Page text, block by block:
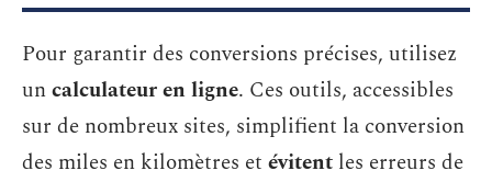
Pour garantir des conversions précises, utilisez
uncalculateur en ligne. Ces outils, accessibles
sur de nombreux sites, simplifient la conversion
des miles en kilomètres et évitent les erreurs de